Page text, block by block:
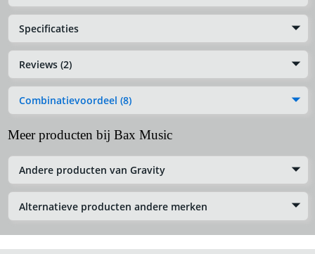
Specificaties
Reviews (2)
Combinatievoordeel (8)
Meer producten bij Bax Music
Andere producten van Gravity
Alternatieve producten andere merken